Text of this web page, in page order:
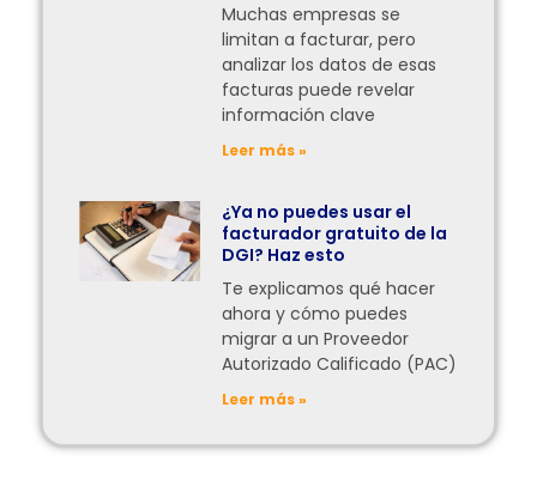
Muchas empresas se
limitan a facturar, pero
analizar los datos de esas
facturas puede revelar
información clave
Leer más »
¿Ya no puedes usar el
facturador gratuito de la
DGI? Haz esto
Te explicamos qué hacer
ahora y cómo puedes
migrar a un Proveedor
Autorizado Calificado (PAC)
Leer más »